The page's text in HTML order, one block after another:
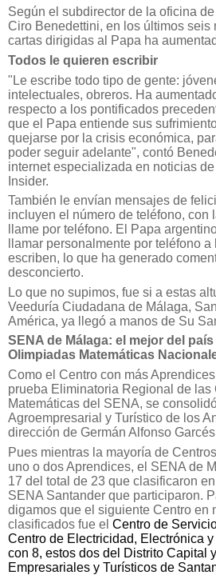
Según el subdirector de la oficina
Ciro Benedettini, en los últimos seis
cartas dirigidas al Papa ha
Todos le quieren escribir
"Le escribe todo tipo de gente:
intelectuales, obreros. Ha
respecto a los pontificados
que el Papa entiende sus
quejarse por la crisis económica,
poder seguir adelante", contó
internet especializada en noticias
Insider.
También le envían mensajes de
incluyen el número de teléfono, con
llame por teléfono. El Papa
llamar personalmente por teléfono
escriben, lo que ha generado
desconcierto.
Lo que no supimos, fue si a estas
Veeduría Ciudadana de Málaga,
América, ya llegó a manos de Su
SENA de Málaga: el mejor del
Olimpiadas Matemáticas
Como el Centro con más
prueba Eliminatoria Regional de las
Matemáticas del SENA, se
Agroempresarial y Turístico de los
dirección de Germán Alfonso
Pues mientras la mayoría de
uno o dos Aprendices, el SENA de
17 del total de 23 que clasificaron
SENA Santander que participaron.
digamos que el siguiente Centro en
clasificados fue el Centro de
Centro de Electricidad, Electrónica
con 8, estos dos del Distrito Capital
Empresariales y Turísticos de